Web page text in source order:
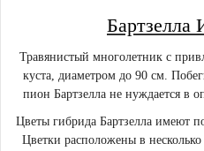
Травянистый многолетник с
куста, диаметром до 90 см.
пион Бартзелла не нуждается в
Цветы гибрида Бартзелла имеют
Цветки расположены в